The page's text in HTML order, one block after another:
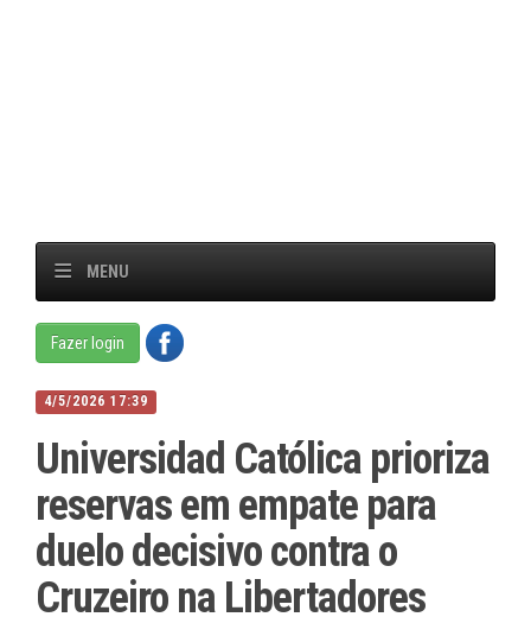
MENU
Fazer login
4/5/2026 17:39
Universidad Católica prioriza
reservas em empate para
duelo decisivo contra o
Cruzeiro na Libertadores